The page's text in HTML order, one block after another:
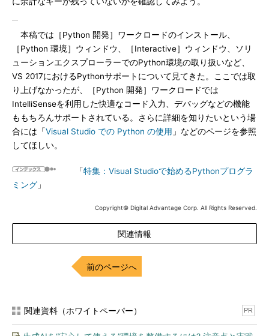
本稿では［Python 開発］ワークロードのインストール、
［Python 環境］ウィンドウ、［Interactive］ウィンドウ、ソリ
ューションエクスプローラーでのPython環境の取り扱いなど、
VS 2017におけるPythonサポートについて見てきた。ここでは取
り上げなかったが、［Python 開発］ワークロードでは
IntelliSenseを利用した快適なコード入力、デバッグなどの機能
ももちろんサポートされている。さらに詳細を知りたいという場
合には「Visual Studio での Python の使用 」などのページを参照
してほしい。
「特集：Visual Studioで始めるPythonプログラ
ミング 」
Copyright© Digital Advantage Corp. All Rights Reserved.
関連情報
前のページへ
関連資料（ホワイトペーパー） PR